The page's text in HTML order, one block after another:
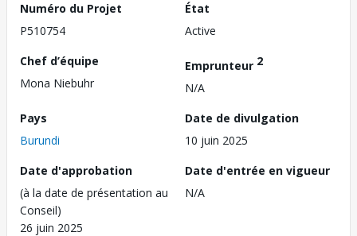
Numéro du Projet
P510754
État
Active
Chef d’équipe
Mona Niebuhr
Emprunteur 2
N/A
Pays
Burundi
Date de divulgation
10 juin 2025
Date d'approbation
(à la date de présentation au
Conseil)
26 juin 2025
Date d'entrée en vigueur
N/A